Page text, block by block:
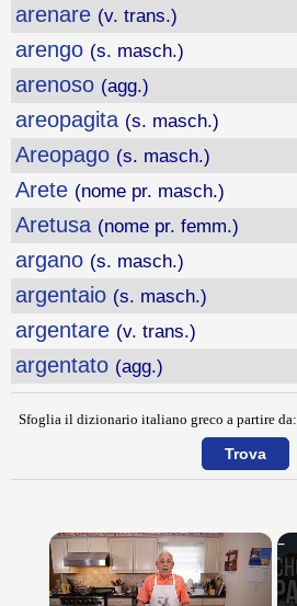
arenare (v. trans.)
arengo (s. masch.)
arenoso (agg.)
areopagita (s. masch.)
Areopago (s. masch.)
Arete (nome pr. masch.)
Aretusa (nome pr. femm.)
argano (s. masch.)
argentaio (s. masch.)
argentare (v. trans.)
argentato (agg.)
Sfoglia il dizionario italiano greco a partire da:
×